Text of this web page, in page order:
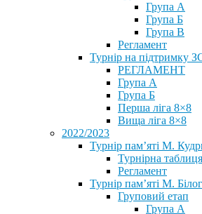
Група А
Група Б
Група В
Регламент
Турнір на підтримку
РЕГЛАМЕНТ
Група А
Група Б
Перша ліга 8×8
Вища ліга 8×8
2022/2023
Турнір пам’яті М.
Турнірна таблиця
Регламент
Турнір пам’яті М.
Груповий етап
Група А